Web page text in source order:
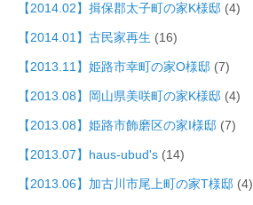
【2014.02】揖保郡太子町の家K様邸 (4)
【2014.01】古民家再生 (16)
【2013.11】姫路市幸町の家O様邸 (7)
【2013.08】岡山県美咲町の家K様邸 (4)
【2013.08】姫路市飾磨区の家I様邸 (7)
【2013.07】haus-ubud's (14)
【2013.06】加古川市尾上町の家T様邸 (4)